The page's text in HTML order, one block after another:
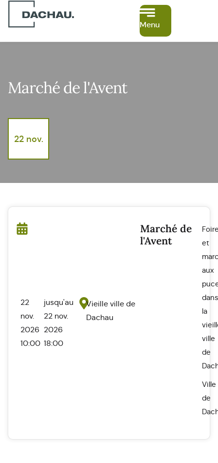
Menu
Marché de l'Avent
22 nov.
22
nov.
2026
10:00
jusqu'au
22 nov.
2026
18:00
Vieille ville de
Dachau
Marché de
l'Avent
et
aux
dans
la
ville
de
Ville
de